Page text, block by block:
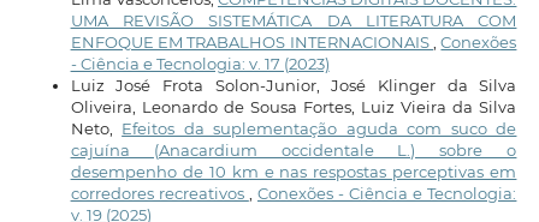
UMA REVISÃO SISTEMÁTICA DA LITERATURA COM
ENFOQUE EM TRABALHOS INTERNACIONAIS ,Conexões
- Ciência e Tecnologia: v. 17 (2023)
Luiz José Frota Solon-Junior, José Klinger da Silva
Oliveira, Leonardo de Sousa Fortes, Luiz Vieira da Silva
Neto, Efeitos da suplementação aguda com suco de
cajuína (Anacardium occidentale L.) sobre o
desempenho de 10 km e nas respostas perceptivas em
corredores recreativos
Conexões - Ciência e Tecnologia:
v. 19 (2025)